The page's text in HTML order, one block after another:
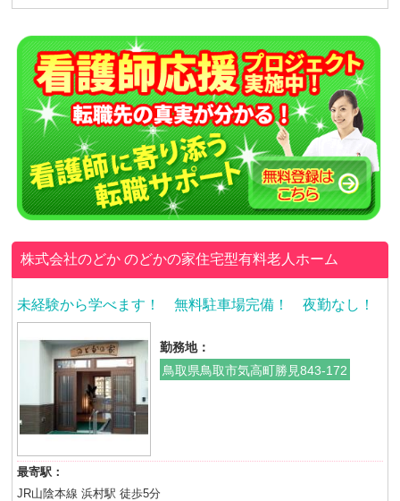
株式会社のどかのどかの家住宅型有料老人ホーム
未経験から学べます！ 無料駐車場完備！ 夜勤なし！
勤務地：
鳥取県鳥取市気高町勝見843-172
最寄駅：
JR山陰本線 浜村駅 徒歩5分